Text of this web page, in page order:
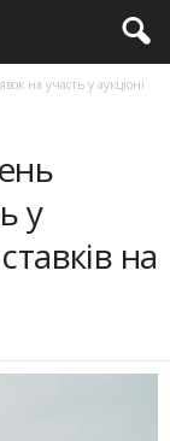
на участь у аукціоні
у
на